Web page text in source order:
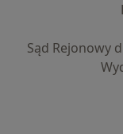
Sąd Rejonowy